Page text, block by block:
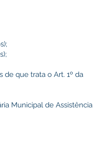
de que trata o Art. 1º da
Municipal de Assistência